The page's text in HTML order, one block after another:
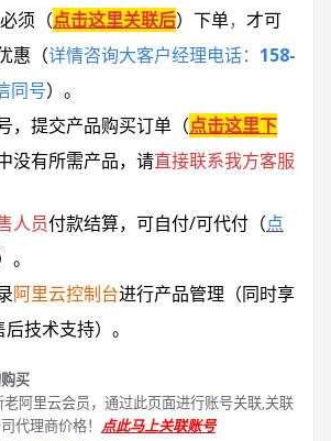
必须 （点击这里关联后） 下单， 才可
惠 （详情咨询大客户经理电话： 158-
同号） 。
，提交产品购买订单（点击这里下
没有所需产品，请直接联系我方客服
人员付款结算，可自付/可代付（点
。
阿里云控制台进行产品管理（同时享
后技术支持）。
买
阿里云会员，通过此页面进行账号关联,关联
代理商价格！ 点此马上关联账号